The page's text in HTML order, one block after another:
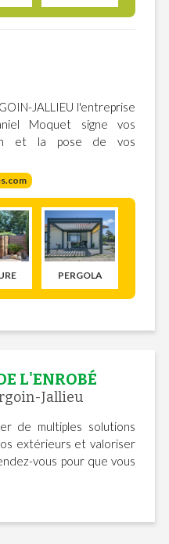
JALLIEU l'entreprise
Moquet signe vos
et la pose de vos
PERGOLA
L'ENROBÉ
Jallieu
de multiples solutions
extérieurs et valoriser
vous pour que vous